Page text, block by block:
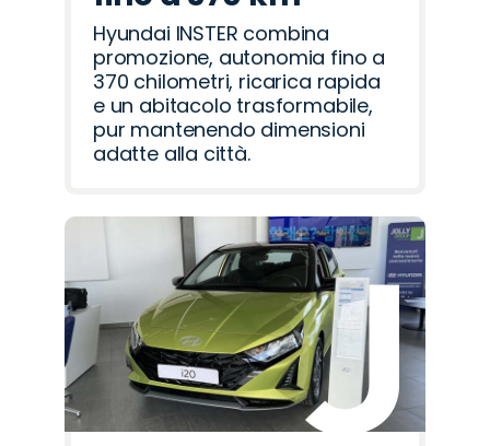
Hyundai INSTER combina
promozione, autonomia fino a
370 chilometri, ricarica rapida
e un abitacolo trasformabile,
pur mantenendo dimensioni
adatte alla città.